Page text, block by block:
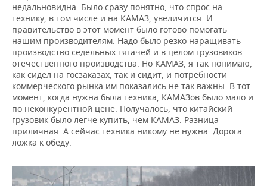
недальновидна. Было сразу понятно, что спрос на
технику, в том числе и на КАМАЗ, увеличится. И
правительство в этот момент было готово помогать
нашим производителям. Надо было резко наращивать
производство седельных тягачей и в целом грузовиков
отечественного производства. Но КАМАЗ, я так понимаю,
как сидел на госзаказах, так и сидит, и потребности
коммерческого рынка им показались не так важны. В тот
момент, когда нужна была техника, КАМАЗов было мало и
по неконкурентной цене. Получалось, что китайский
грузовик было легче купить, чем КАМАЗ. Разница
приличная. А сейчас техника никому не нужна. Дорога
ложка к обеду.